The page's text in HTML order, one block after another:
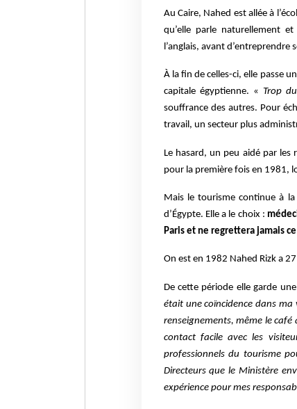
Au Caire, Nahed est allée à
qu’elle parle naturellement
l’anglais, avant d’entreprendre
À la fin de celles-ci, elle passe
capitale égyptienne. « Trop
souffrance des autres. Pour
travail, un secteur plus
Le hasard, un peu aidé par les
pour la première fois en 1981,
Mais le tourisme continue à
d’Égypte. Elle a le choix :
Paris et ne regrettera jamais
On est en 1982 Nahed Rizk a
De cette période elle garde
était une coïncidence dans ma
renseignements, même le café
contact facile avec les
professionnels du tourisme
Directeurs que le Ministère
expérience pour mes